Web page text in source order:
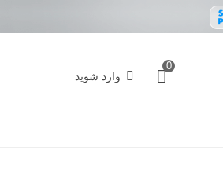
0
وارد شوید